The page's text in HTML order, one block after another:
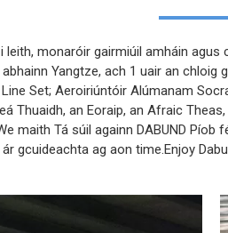
leith, monaróir gairmiúil amháin
Yangtze, ach 1 uair an
Set; Aeroiriúntóir Alúmanam
Thuaidh, an Eoraip, an Afraic
maith Tá súil againn DABUND
gcuideachta ag aon time.Enjoy